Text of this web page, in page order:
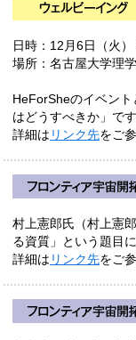
日時：12月6日（火
場所：名古屋大学理
HeForSheのイベン
はどうすべきか」で
詳細は リンク先をご
村上憲郎氏（村上憲
る資質」という題目
詳細は リンク先をご